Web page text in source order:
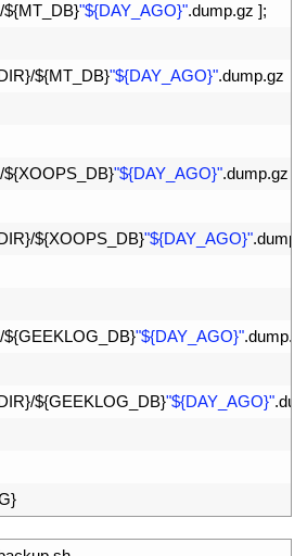
/${MT_DB}"${DAY_AGO}".dump.gz ];
}/${MT_DB}"${DAY_AGO}".dump.gz
/${XOOPS_DB}"${DAY_AGO}".dump.gz
}/${XOOPS_DB}"${DAY_AGO}".dump
/${GEEKLOG_DB}"${DAY_AGO}".dump.
}/${GEEKLOG_DB}"${DAY_AGO}".
}